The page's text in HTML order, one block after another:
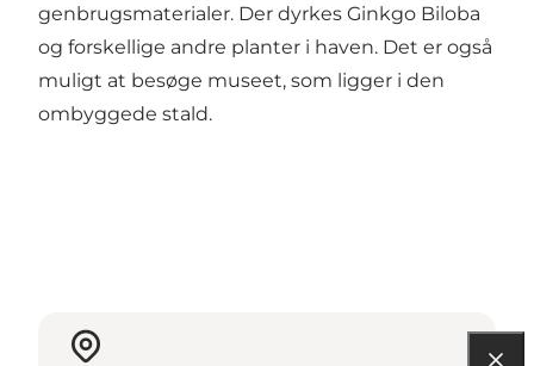
genbrugsmaterialer. Der dyrkes Ginkgo Biloba
og forskellige andre planter i haven. Det er også
muligt at besøge museet, som ligger i den
ombyggede stald.